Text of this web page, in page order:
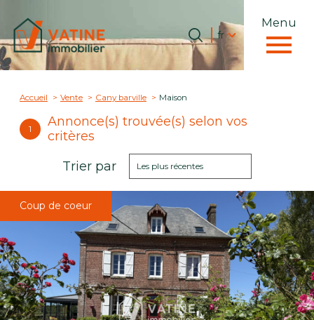
Menu
Langue
fr
Accueil
Langue
fr
Accueil Vente Cany barville Maison
1
Annonce(s) trouvée(s) selon vos
critères
Trier par
Les plus récentes
Coup de coeur